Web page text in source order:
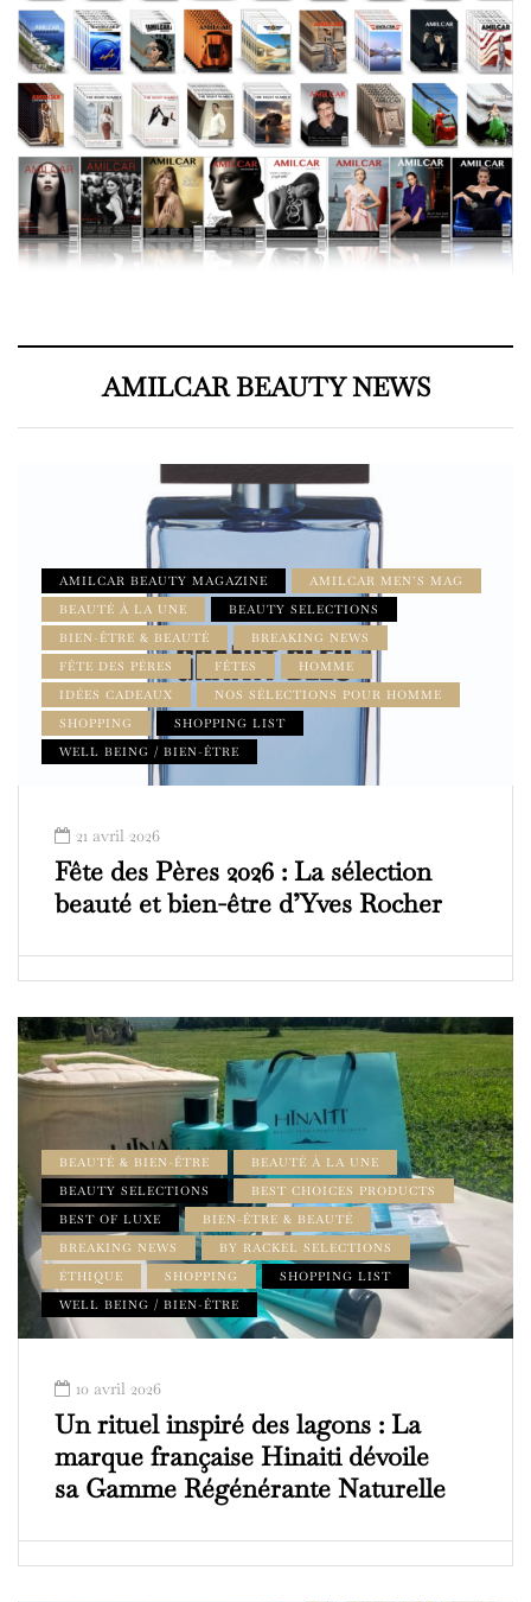
AMILCAR BEAUTY NEWS
AMILCAR BEAUTY MAGAZINE
AMILCAR MEN’S MAG
BEAUTÉ À LA UNE
BEAUTY SELECTIONS
BIEN-ÊTRE & BEAUTÉ
BREAKING NEWS
FÊTE DES PÈRES
FÊTES
HOMME
IDÉES CADEAUX
NOS SÉLECTIONS POUR HOMME
SHOPPING
SHOPPING LIST
WELL BEING / BIEN-ÊTRE
21 avril 2026
Fête des Pères 2026 : La sélection
beauté et bien-être d’Yves Rocher
BEAUTÉ & BIEN-ÊTRE
BEAUTÉ À LA UNE
BEAUTY SELECTIONS
BEST CHOICES PRODUCTS
BEST OF LUXE
BIEN-ÊTRE & BEAUTÉ
BREAKING NEWS
BY RACKEL SELECTIONS
ÉTHIQUE
SHOPPING
SHOPPING LIST
WELL BEING / BIEN-ÊTRE
10 avril 2026
Un rituel inspiré des lagons : La
marque française Hinaiti dévoile
sa Gamme Régénérante Naturelle